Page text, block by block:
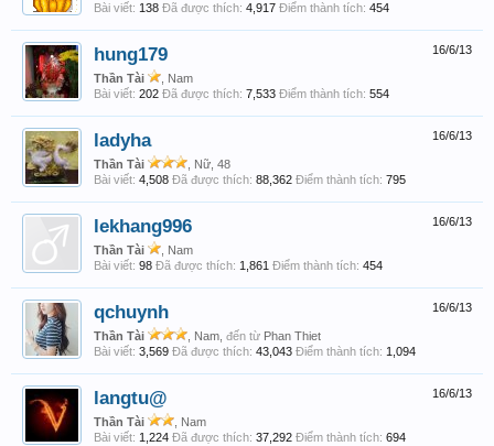
Bài viết: 138 Đã được thích: 4,917 Điểm thành tích: 454
16/6/13
hung179
Thần Tài
, Nam
Bài viết: 202 Đã được thích: 7,533 Điểm thành tích: 554
16/6/13
ladyha
Thần Tài
, Nữ, 48
Bài viết: 4,508 Đã được thích: 88,362 Điểm thành tích: 795
16/6/13
lekhang996
Thần Tài
, Nam
Bài viết: 98 Đã được thích: 1,861 Điểm thành tích: 454
16/6/13
qchuynh
Thần Tài , Nam, đến từ Phan Thiet
Bài viết: 3,569 Đã được thích: 43,043 Điểm thành tích: 1,094
16/6/13
langtu@
Thần Tài
, Nam
Bài viết: 1,224 Đã được thích: 37,292 Điểm thành tích: 694